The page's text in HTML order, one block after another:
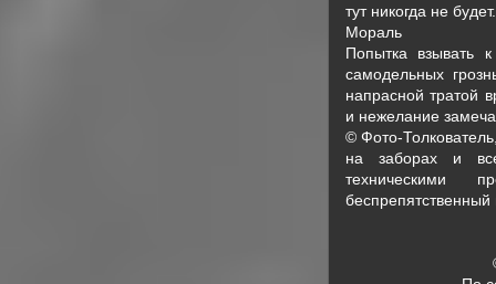
тут никогда не будет.
Мораль
Попытка взывать
самодельных
напрасной тратой
и нежелание
© Фото-
на заборах и
техническими
беспрепятственный